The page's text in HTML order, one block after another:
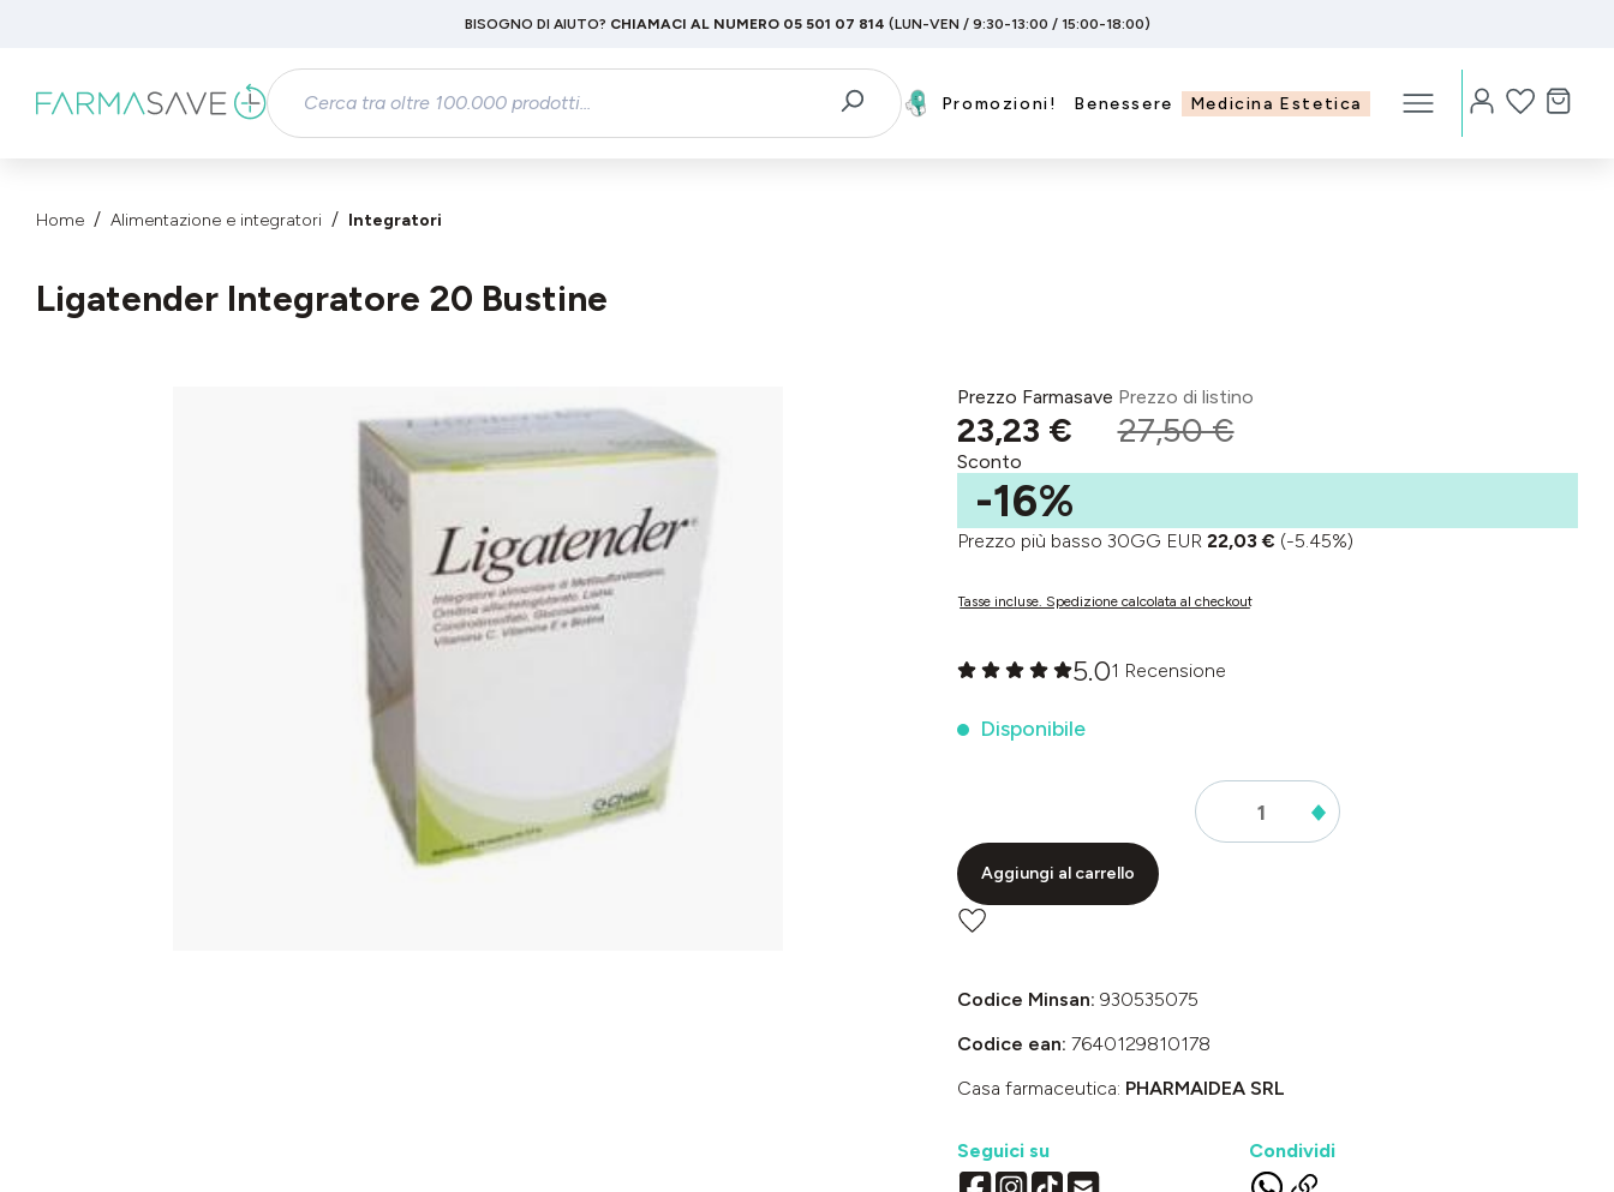
Passa alla navigazione principale
BISOGNO DI AIUTO? CHIAMACI AL NUMERO 05 501 07 814 (LUN-VEN / 9:30-13:00 / 15:00-18:00)
Promozioni! Benessere Medicina Estetica
Home Alimentazione e integratori Integratori
Ligatender Integratore 20 Bustine
Prezzo Farmasave
23,23 €
Prezzo di listino
27,50 €
Sconto
-16%
Prezzo più basso 30GG EUR 22,03 € (-5.45%)
Tasse incluse. Spedizione calcolata al checkout
5.01 Recensione
Disponibile
Aggiungi al carrello
Codice Minsan: 930535075
Codice ean: 7640129810178
Casa farmaceutica: PHARMAIDEA SRL
Seguici su Condividi